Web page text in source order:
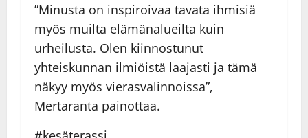
”Minusta on inspiroivaa tavata ihmisiä
myös muilta elämänalueilta kuin
urheilusta. Olen kiinnostunut
yhteiskunnan ilmiöistä laajasti ja tämä
näkyy myös vierasvalinnoissa”,
Mertaranta painottaa.